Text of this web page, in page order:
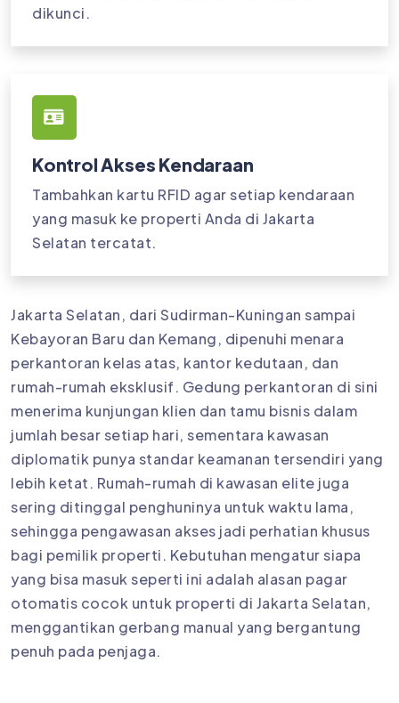
dikunci.
Kontrol Akses Kendaraan
Tambahkan kartu RFID agar setiap kendaraan
yang masuk ke properti Anda di Jakarta
Selatan tercatat.
Jakarta Selatan, dari Sudirman-Kuningan sampai
Kebayoran Baru dan Kemang, dipenuhi menara
perkantoran kelas atas, kantor kedutaan, dan
rumah-rumah eksklusif. Gedung perkantoran di sini
menerima kunjungan klien dan tamu bisnis dalam
jumlah besar setiap hari, sementara kawasan
diplomatik punya standar keamanan tersendiri yang
lebih ketat. Rumah-rumah di kawasan elite juga
sering ditinggal penghuninya untuk waktu lama,
sehingga pengawasan akses jadi perhatian khusus
bagi pemilik properti. Kebutuhan mengatur siapa
yang bisa masuk seperti ini adalah alasan pagar
otomatis cocok untuk properti di Jakarta Selatan,
menggantikan gerbang manual yang bergantung
penuh pada penjaga.